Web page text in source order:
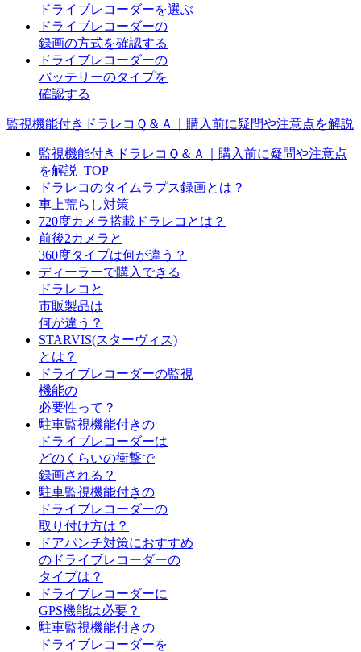
ドライブレコーダーを選ぶ
ドライブレコーダーの
録画の方式を確認する
ドライブレコーダーの
バッテリーのタイプを
確認する
監視機能付きドラレコＱ＆Ａ｜購入前に疑問や注意点を解説
監視機能付きドラレコＱ＆Ａ｜購入前に疑問や注意点
を解説_TOP
ドラレコのタイムラプス録画とは？
車上荒らし対策
720度カメラ搭載ドラレコとは？
前後2カメラと
360度タイプは何が違う？
ディーラーで購入できる
ドラレコと
市販製品は
何が違う？
STARVIS(スターヴィス)
とは？
ドライブレコーダーの監視
機能の
必要性って？
駐車監視機能付きの
ドライブレコーダーは
どのくらいの衝撃で
録画される？
駐車監視機能付きの
ドライブレコーダーの
取り付け方は？
ドアパンチ対策におすすめ
のドライブレコーダーの
タイプは？
ドライブレコーダーに
GPS機能は必要？
駐車監視機能付きの
ドライブレコーダーを